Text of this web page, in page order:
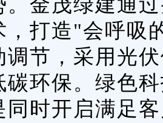
。金茂绿建通
，打造"会呼吸
调节，采用光
碳环保。绿色
同时开启满足